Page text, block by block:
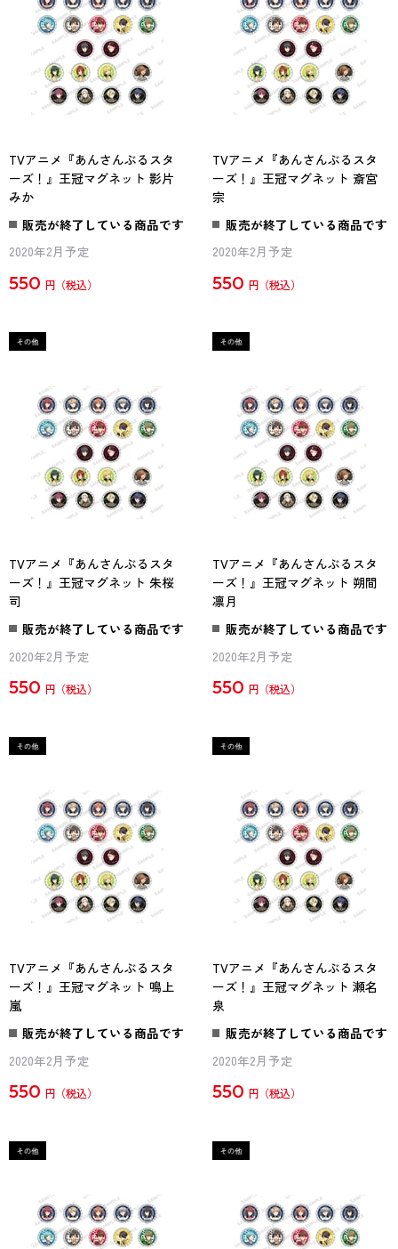
TVアニメ『あんさんぶるスタ
ーズ！』王冠マグネット 影片
みか
販売が終了している商品です
2020年2月予定
550 円
TVアニメ『あんさんぶるスタ
ーズ！』王冠マグネット 斎宮
宗
販売が終了している商品です
2020年2月予定
550 円
TVアニメ『あんさんぶるスタ
ーズ！』王冠マグネット 朱桜
司
販売が終了している商品です
2020年2月予定
550 円
TVアニメ『あんさんぶるスタ
ーズ！』王冠マグネット 朔間
凛月
販売が終了している商品です
2020年2月予定
550 円
TVアニメ『あんさんぶるスタ
ーズ！』王冠マグネット 鳴上
嵐
販売が終了している商品です
2020年2月予定
550 円
TVアニメ『あんさんぶるスタ
ーズ！』王冠マグネット 瀬名
泉
販売が終了している商品です
2020年2月予定
550 円